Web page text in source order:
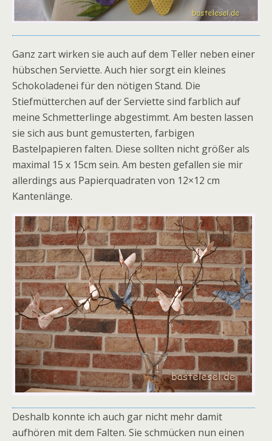
Ganz zart wirken sie auch auf dem Teller neben einer
hübschen Serviette. Auch hier sorgt ein kleines
Schokoladenei für den nötigen Stand. Die
Stiefmütterchen auf der Serviette sind farblich auf
meine Schmetterlinge abgestimmt. Am besten lassen
sie sich aus bunt gemusterten, farbigen
Bastelpapieren falten. Diese sollten nicht größer als
maximal 15 x 15cm sein. Am besten gefallen sie mir
allerdings aus Papierquadraten von 12×12 cm
Kantenlänge.
Deshalb konnte ich auch gar nicht mehr damit
aufhören mit dem Falten. Sie schmücken nun einen